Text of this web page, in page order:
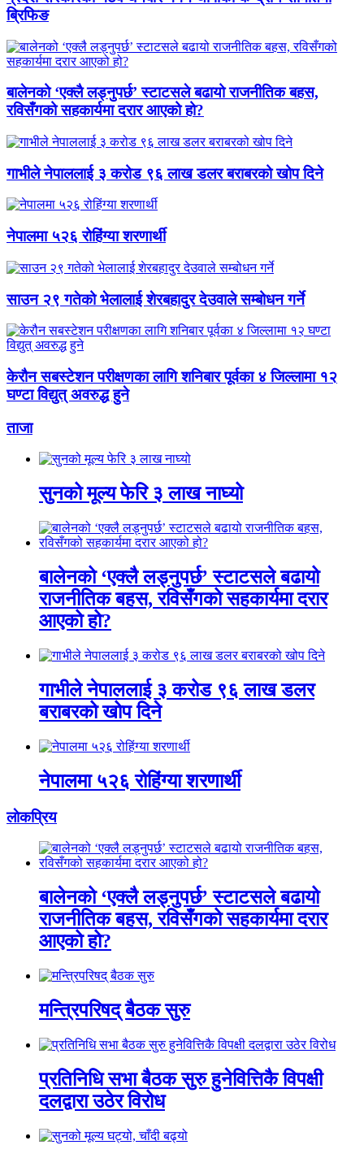
ब्रिफिङ
बालेनको ‘एक्लै लड्नुपर्छ’ स्टाटसले बढायो राजनीतिक बहस,
रविसँगको सहकार्यमा दरार आएको हो?
गाभीले नेपाललाई ३ करोड ९६ लाख डलर बराबरको खोप दिने
नेपालमा ५२६ रोहिंग्या शरणार्थी
साउन २९ गतेको भेलालाई शेरबहादुर देउवाले सम्बोधन गर्ने
केरौन सबस्टेशन परीक्षणका लागि शनिबार पूर्वका ४ जिल्लामा १२
घण्टा विद्युत् अवरुद्ध हुने
ताजा
सुनको मूल्य फेरि ३ लाख नाघ्यो
बालेनको ‘एक्लै लड्नुपर्छ’ स्टाटसले बढायो
राजनीतिक बहस, रविसँगको सहकार्यमा दरार
आएको हो?
गाभीले नेपाललाई ३ करोड ९६ लाख डलर
बराबरको खोप दिने
नेपालमा ५२६ रोहिंग्या शरणार्थी
लाेकप्रिय
बालेनको ‘एक्लै लड्नुपर्छ’ स्टाटसले बढायो
राजनीतिक बहस, रविसँगको सहकार्यमा दरार
आएको हो?
मन्त्रिपरिषद् बैठक सुरु
प्रतिनिधि सभा बैठक सुरु हुनेवित्तिकै विपक्षी
दलद्वारा उठेर विरोध